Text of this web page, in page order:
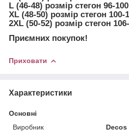
L (46-48) розмір стегон 96-
XL (48-50) розмір стегон 100-
2XL (50-52) розмір стегон
Приємних покупок!
Приховати
Характеристики
Основні
Виробник
Decos